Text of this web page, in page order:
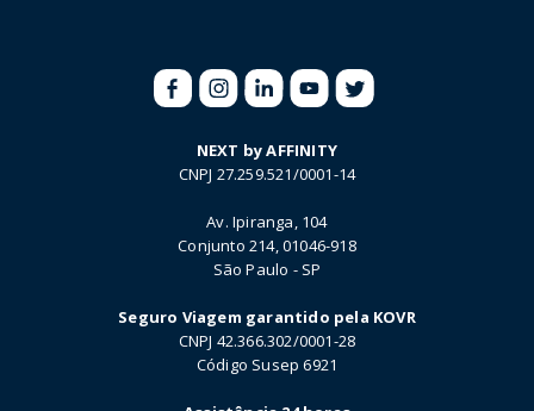
NEXT by AFFINITY
CNPJ 27.259.521/0001-14
Av. Ipiranga, 104
Conjunto 214, 01046-918
São Paulo - SP
Seguro Viagem garantido pela KOVR
CNPJ 42.366.302/0001-28
Código Susep 6921